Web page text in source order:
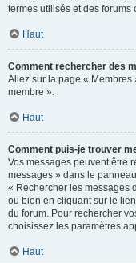
termes utilisés et des
Haut
Comment rechercher des
Allez sur la page «
membre ».
Haut
Comment puis-je trouver
Vos messages peuvent être
messages » dans le
« Rechercher les messages
ou bien en cliquant sur le
du forum. Pour rechercher
choisissez les paramètres
Haut